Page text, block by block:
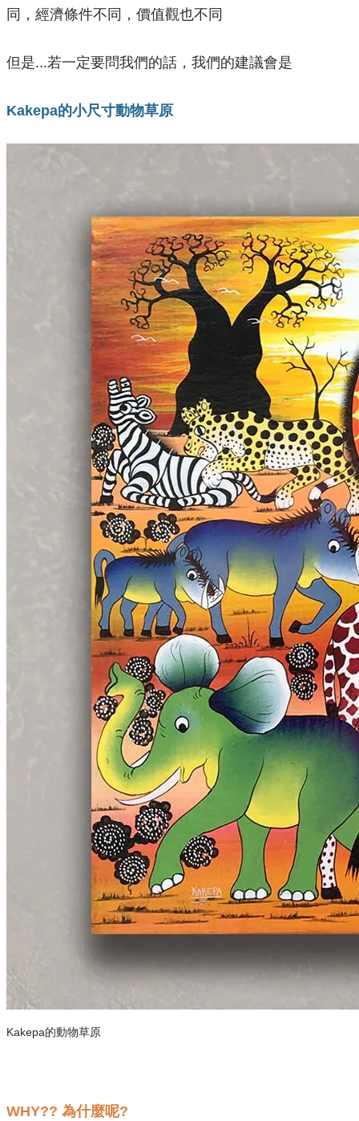
同，經濟條件不同，價值觀也不同
但是...若一定要問我們的話，我們的建議會是
Kakepa的小尺寸動物草原
Kakepa的動物草原
​WHY?? 為什麼呢?